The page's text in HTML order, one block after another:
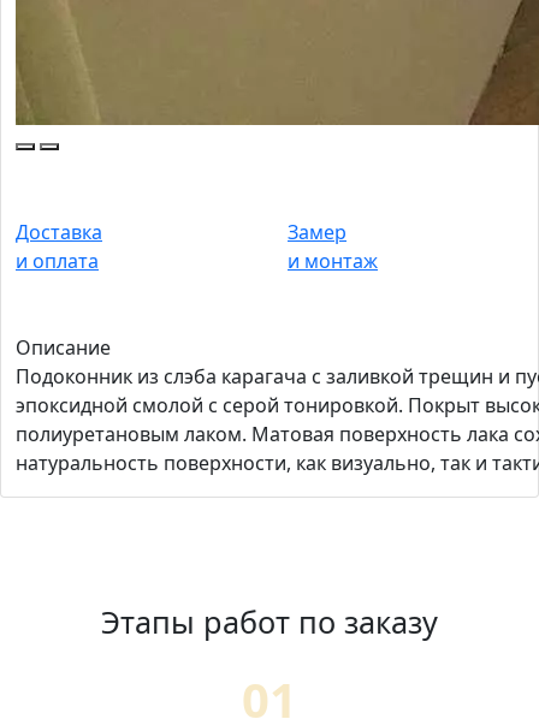
Доставка
и оплата
Замер
и монтаж
Описание
Подоконник из слэба карагача с заливкой трещин и
эпоксидной смолой с серой тонировкой. Покрыт
полиуретановым лаком. Матовая поверхность лака
натуральность поверхности, как визуально, так и
Этапы работ по заказу